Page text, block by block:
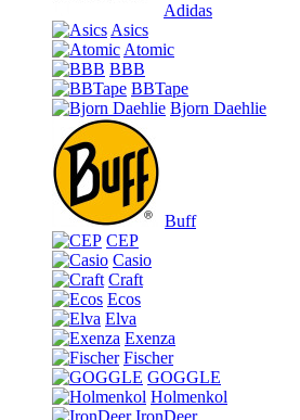
Adidas
Asics
Atomic
BBB
BBTape
Bjorn Daehlie
Buff
CEP
Casio
Craft
Ecos
Elva
Exenza
Fischer
GOGGLE
Holmenkol
IronDeer